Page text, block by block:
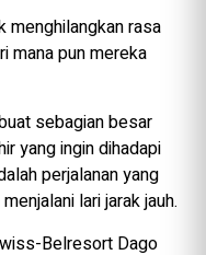
menghilangkan rasa
mana pun mereka
sebagian besar
yang ingin dihadapi
perjalanan yang
lari jarak jauh.
Belresort Dago